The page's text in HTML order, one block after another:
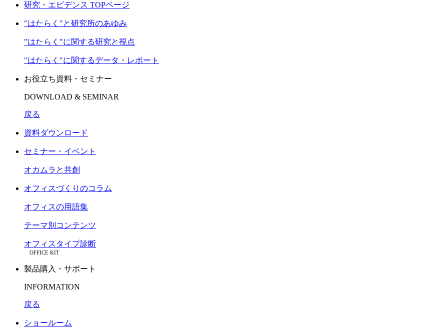
研究・エビデンス TOPページ
"はたらく"と研究所のあゆみ
"はたらく"に関する研究と視点
"はたらく"に関するデータ・レポート
お役立ち資料・セミナー
DOWNLOAD & SEMINAR
戻る
資料ダウンロード
セミナー・イベント
オカムラと共創
オフィスづくりのコラム
オフィスの用語集
テーマ別コンテンツ
オフィスタイプ診断
OFFICE KIT
製品購入・サポート
INFORMATION
戻る
ショールーム